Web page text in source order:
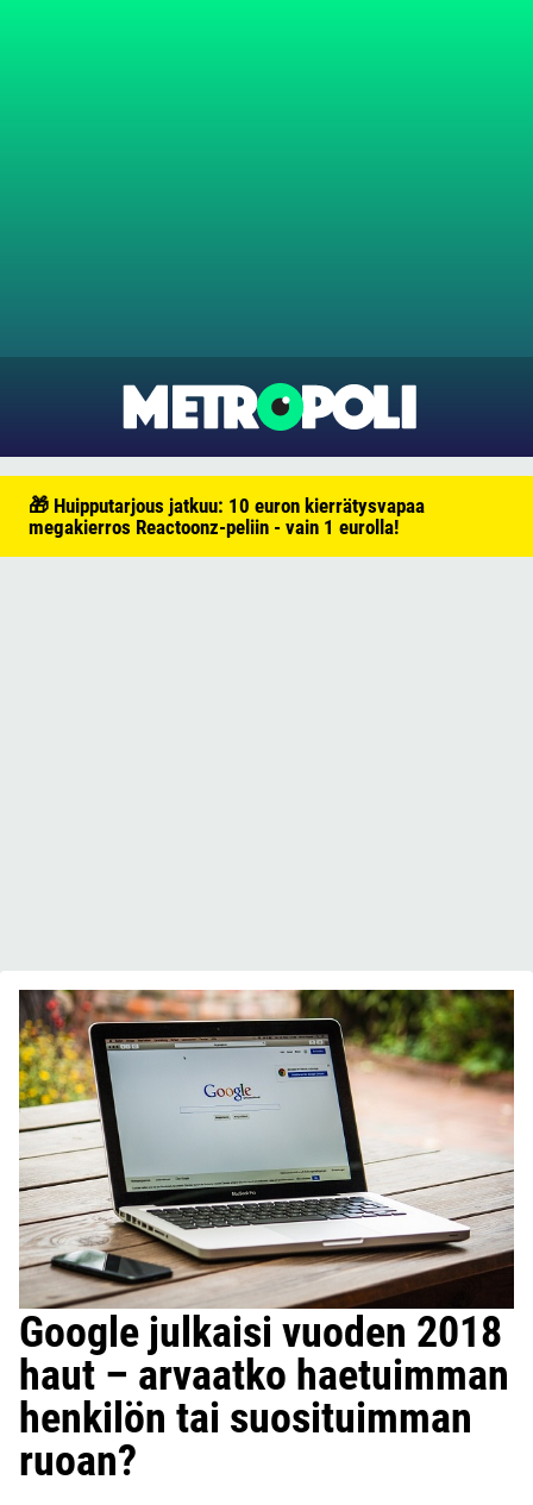
🎁 Huipputarjous jatkuu: 10 euron kierrätysvapaa
megakierros Reactoonz-peliin - vain 1 eurolla!
Google julkaisi vuoden 2018
haut – arvaatko haetuimman
henkilön tai suosituimman
ruoan?